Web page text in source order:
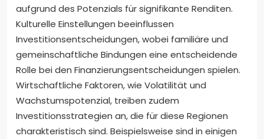
aufgrund des Potenzials für signifikante Renditen.
Kulturelle Einstellungen beeinflussen
Investitionsentscheidungen, wobei familiäre und
gemeinschaftliche Bindungen eine entscheidende
Rolle bei den Finanzierungsentscheidungen spielen.
Wirtschaftliche Faktoren, wie Volatilität und
Wachstumspotenzial, treiben zudem
Investitionsstrategien an, die für diese Regionen
charakteristisch sind. Beispielsweise sind in einigen